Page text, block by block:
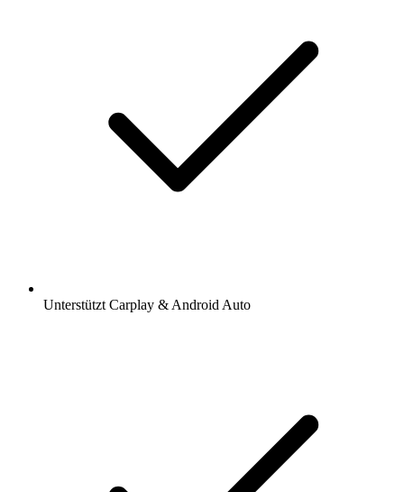
Unterstützt Carplay & Android Auto